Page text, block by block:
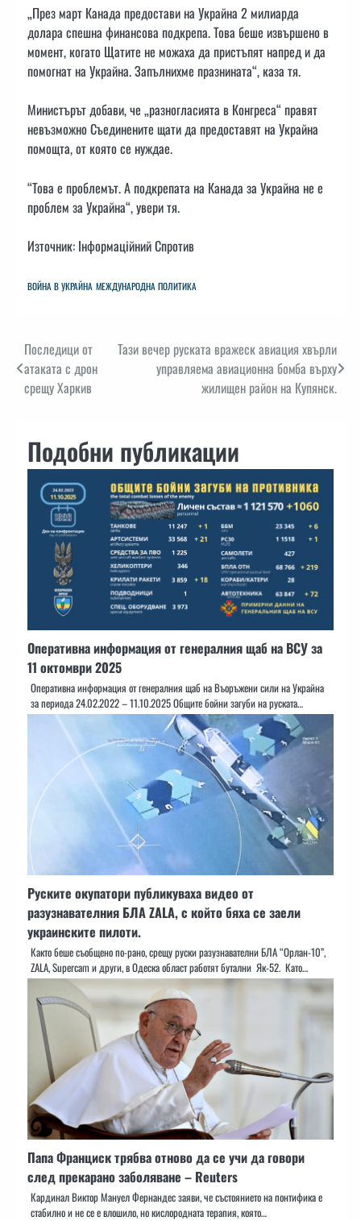
„През март Канада предостави на Украйна 2 милиарда
долара спешна финансова подкрепа. Това беше извършено в
момент, когато Щатите не можаха да пристъпят напред и да
помогнат на Украйна. Запълнихме празнината“, каза тя.
Министърът добави, че „разногласията в Конгреса“ правят
невъзможно Съединените щати да предоставят на Украйна
помощта, от която се нуждае.
“Това е проблемът. А подкрепата на Канада за Украйна не е
проблем за Украйна“, увери тя.
Източник: Інформаційний Спротив
ВОЙНА В УКРАЙНА МЕЖДУНАРОДНА ПОЛИТИКА
Навигация
Последици от
атаката с дрон
срещу Харкив
Тази вечер руската вражеск авиация хвърли
управляема авиационна бомба върху
жилищен район на Купянск.
Подобни публикации
Оперативна информация от генералния щаб на ВСУ за
11 октомври 2025
Оперативна информация от генералния щаб на Въоръжени сили на Украйна
за периода 24.02.2022 – 11.10.2025 Общите бойни загуби на руската…
Руските окупатори публикуваха видео от
разузнавателния БЛА ZALA, с който бяха се заели
украинските пилоти.
Както беше съобщено по-рано, срещу руски разузнавателни БЛА “Орлан-10”,
ZALA, Supercam и други, в Одеска област работят бутални Як-52. Като…
Папа Франциск трябва отново да се учи да говори
след прекарано заболяване – Reuters
Кардинал Виктор Мануел Фернандес заяви, че състоянието на понтифика е
стабилно и не се е влошило, но кислородната терапия, която…